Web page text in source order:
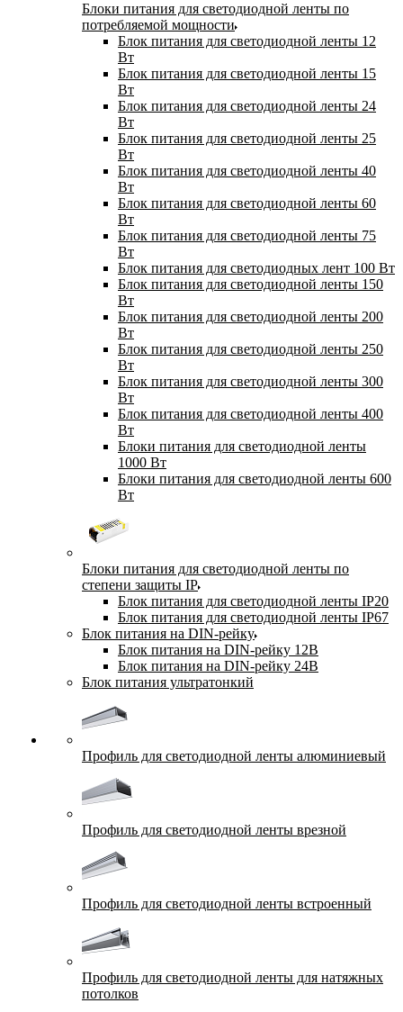
Блоки питания для светодиодной ленты по
потребляемой мощности
Блок питания для светодиодной ленты 12
Вт
Блок питания для светодиодной ленты 15
Вт
Блок питания для светодиодной ленты 24
Вт
Блок питания для светодиодной ленты 25
Вт
Блок питания для светодиодной ленты 40
Вт
Блок питания для светодиодной ленты 60
Вт
Блок питания для светодиодной ленты 75
Вт
Блок питания для светодиодных лент 100 Вт
Блок питания для светодиодной ленты 150
Вт
Блок питания для светодиодной ленты 200
Вт
Блок питания для светодиодной ленты 250
Вт
Блок питания для светодиодной ленты 300
Вт
Блок питания для светодиодной ленты 400
Вт
Блоки питания для светодиодной ленты
1000 Вт
Блоки питания для светодиодной ленты 600
Вт
Блоки питания для светодиодной ленты по
степени защиты IP
Блок питания для светодиодной ленты IP20
Блок питания для светодиодной ленты IP67
Блок питания на DIN-рейку
Блок питания на DIN-рейку 12В
Блок питания на DIN-рейку 24В
Блок питания ультратонкий
Профиль для светодиодной ленты алюминиевый
Профиль для светодиодной ленты врезной
Профиль для светодиодной ленты встроенный
Профиль для светодиодной ленты для натяжных
потолков